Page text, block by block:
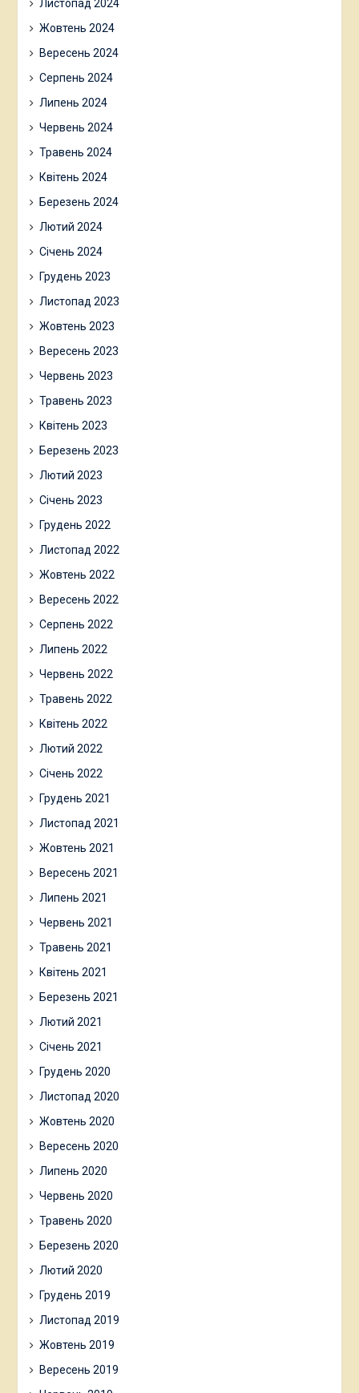
Листопад 2024
Жовтень 2024
Вересень 2024
Серпень 2024
Липень 2024
Червень 2024
Травень 2024
Квітень 2024
Березень 2024
Лютий 2024
Січень 2024
Грудень 2023
Листопад 2023
Жовтень 2023
Вересень 2023
Червень 2023
Травень 2023
Квітень 2023
Березень 2023
Лютий 2023
Січень 2023
Грудень 2022
Листопад 2022
Жовтень 2022
Вересень 2022
Серпень 2022
Липень 2022
Червень 2022
Травень 2022
Квітень 2022
Лютий 2022
Січень 2022
Грудень 2021
Листопад 2021
Жовтень 2021
Вересень 2021
Липень 2021
Червень 2021
Травень 2021
Квітень 2021
Березень 2021
Лютий 2021
Січень 2021
Грудень 2020
Листопад 2020
Жовтень 2020
Вересень 2020
Липень 2020
Червень 2020
Травень 2020
Березень 2020
Лютий 2020
Грудень 2019
Листопад 2019
Жовтень 2019
Вересень 2019